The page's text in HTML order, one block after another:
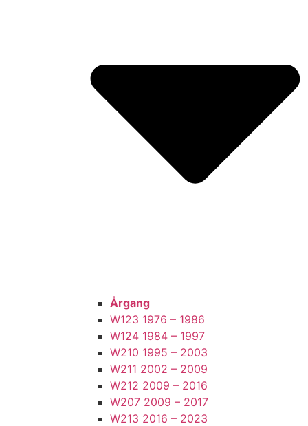
Årgang
W123 1976 – 1986
W124 1984 – 1997
W210 1995 – 2003
W211 2002 – 2009
W212 2009 – 2016
W207 2009 – 2017
W213 2016 – 2023